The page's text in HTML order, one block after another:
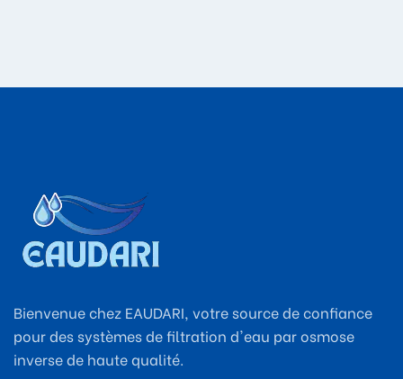
Bienvenue chez EAUDARI, votre source de confiance
pour des systèmes de filtration d'eau par osmose
inverse de haute qualité.